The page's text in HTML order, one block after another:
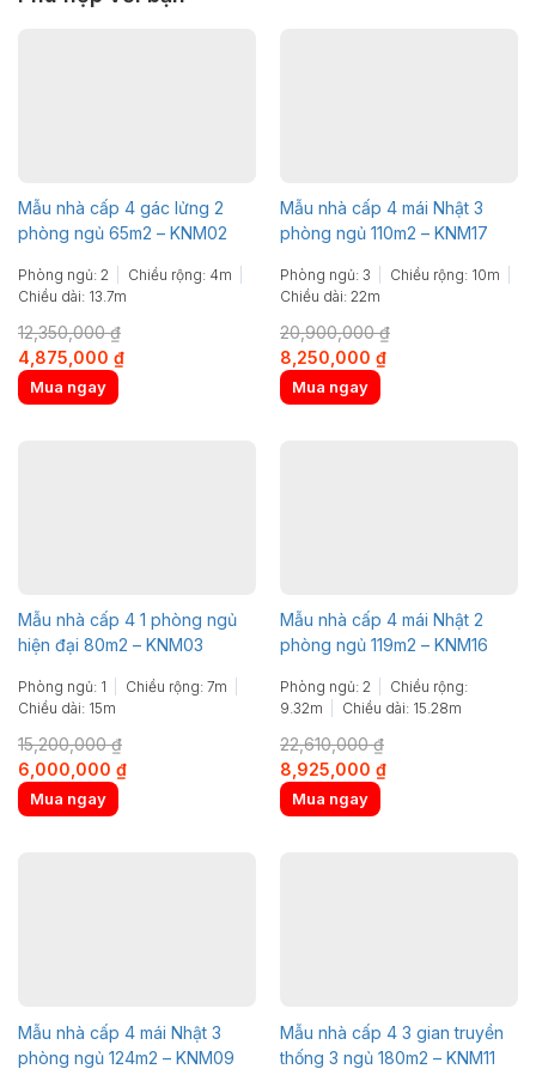
Mẫu nhà cấp 4 gác lửng 2
phòng ngủ 65m2 – KNM02
Phòng ngủ: 2
Chiều rộng: 4m
Chiều dài: 13.7m
12,350,000₫
Original
price
was:
4,875,000 ₫Current
Mua ngay
Mẫu nhà cấp 4 mái Nhật 3
phòng ngủ 110m2 – KNM17
Phòng ngủ: 3
Chiều rộng: 10m
Chiều dài: 22m
20,900,000₫
Original
price
was:
8,250,000 ₫Current
Mua ngay
Mẫu nhà cấp 4 1 phòng ngủ
hiện đại 80m2 – KNM03
Phòng ngủ: 1
Chiều rộng: 7m
Chiều dài: 15m
15,200,000₫
Original
price
was:
6,000,000 ₫Current
Mua ngay
Mẫu nhà cấp 4 mái Nhật 2
phòng ngủ 119m2 – KNM16
Phòng ngủ: 2
Chiều rộng:
9.32m
Chiều dài: 15.28m
22,610,000₫
Original
price
was:
8,925,000 ₫Current
Mua ngay
Mẫu nhà cấp 4 mái Nhật 3
phòng ngủ 124m2 – KNM09
Mẫu nhà cấp 4 3 gian truyền
thống 3 ngủ 180m2 – KNM11